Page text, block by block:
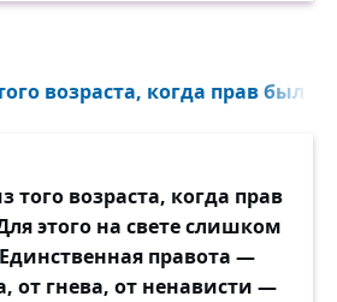
возраста, когда прав был
возраста, когда прав
этого на свете слишком
правота —
от гнева, от ненависти —